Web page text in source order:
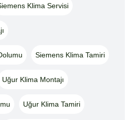
Klima Servisi
Siemens Klima Tamiri
Uğur Klima Montajı
Uğur Klima Tamiri